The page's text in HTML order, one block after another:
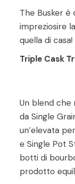
The Busker
impreziosire
quella di casa!
Triple Cask
Un blend che
da Single
un’elevata
e Single Pot
botti di
prodotto